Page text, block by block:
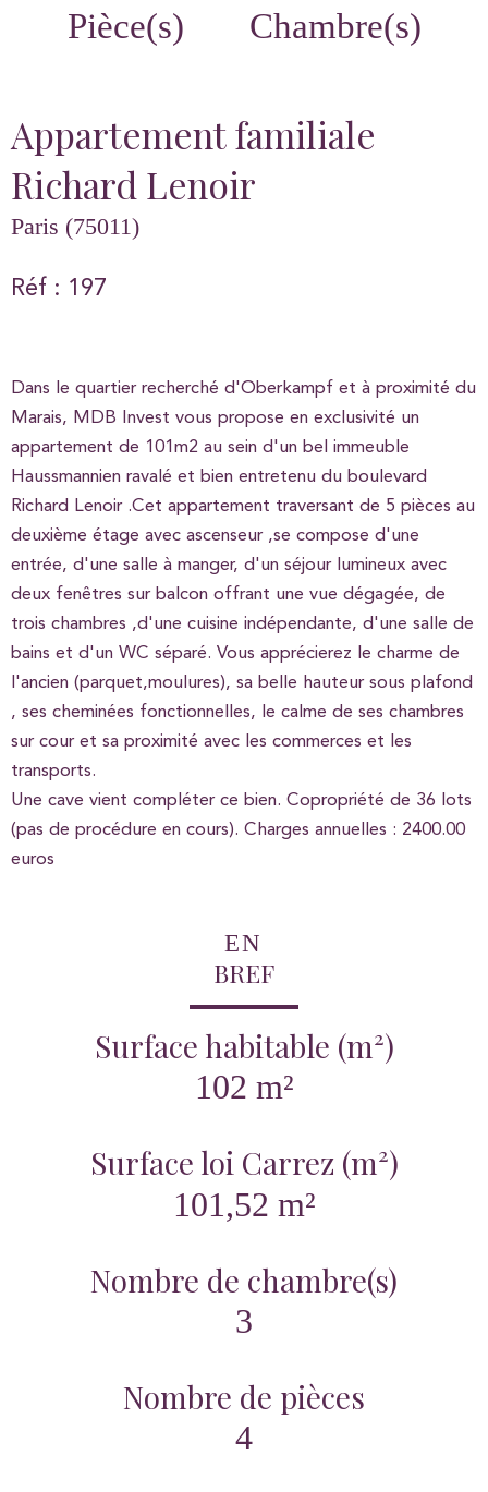
Pièce(s) Chambre(s)
Appartement familiale
Richard Lenoir
Paris (75011)
Réf : 197
Dans le quartier recherché d'Oberkampf et à proximité du
Marais, MDB Invest vous propose en exclusivité un
appartement de 101m2 au sein d'un bel immeuble
Haussmannien ravalé et bien entretenu du boulevard
Richard Lenoir .Cet appartement traversant de 5 pièces au
deuxième étage avec ascenseur ,se compose d'une
entrée, d'une salle à manger, d'un séjour lumineux avec
deux fenêtres sur balcon offrant une vue dégagée, de
trois chambres ,d'une cuisine indépendante, d'une salle de
bains et d'un WC séparé. Vous apprécierez le charme de
l'ancien (parquet,moulures), sa belle hauteur sous plafond
, ses cheminées fonctionnelles, le calme de ses chambres
sur cour et sa proximité avec les commerces et les
transports.
Une cave vient compléter ce bien. Copropriété de 36 lots
(pas de procédure en cours). Charges annuelles : 2400.00
euros
EN
BREF
Surface habitable (m²)
102 m²
Surface loi Carrez (m²)
101,52 m²
Nombre de chambre(s)
3
Nombre de pièces
4